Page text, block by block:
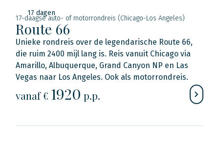
17 dagen
17-daagse auto- of motorrondreis (Chicago-Los Angeles)
Route 66
Unieke rondreis over de legendarische Route 66,
die ruim 2400 mijl lang is. Reis vanuit Chicago via
Amarillo, Albuquerque, Grand Canyon NP en Las
Vegas naar Los Angeles. Ook als motorrondreis.
vanaf € 1920 p.p.